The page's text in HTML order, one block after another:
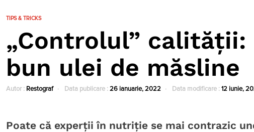
TIPS & TRICKS
„Controlul”
bun ulei de măsline
Autor : Restograf Data publicare : 26 ianuarie, 2022 Data modificare : 12 iunie,
Poate că experții în nutriție se mai contrazic